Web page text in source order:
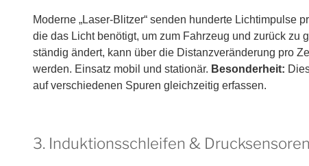
Moderne „Laser-Blitzer“ senden hunderte Lichtimpulse
die das Licht benötigt, um zum Fahrzeug und zurück zu
ständig ändert, kann über die Distanzveränderung pro
werden. Einsatz mobil und stationär. Besonderheit:
auf verschiedenen Spuren gleichzeitig erfassen.
3. Induktionsschleifen & Drucksensoren